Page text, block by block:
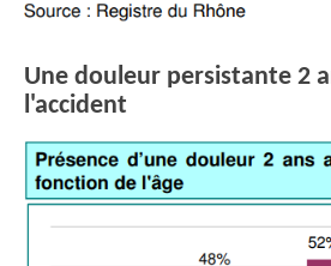
Une douleur persistante 2
l'accident